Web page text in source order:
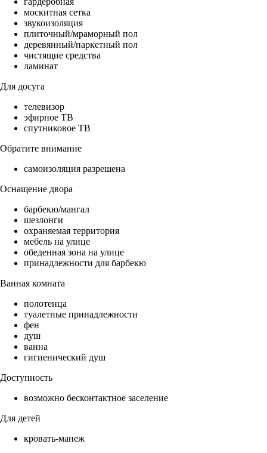
москитная сетка
звукоизоляция
плиточный/мраморный пол
деревянный/паркетный пол
чистящие средства
ламинат
Для досуга
телевизор
эфирное ТВ
спутниковое ТВ
Обратите внимание
самоизоляция разрешена
Оснащение двора
барбекю/мангал
шезлонги
охраняемая территория
мебель на улице
обеденная зона на улице
принадлежности для барбекю
Ванная комната
полотенца
туалетные принадлежности
фен
душ
ванна
гигиенический душ
Доступность
возможно бесконтактное заселение
Для детей
кровать-манеж